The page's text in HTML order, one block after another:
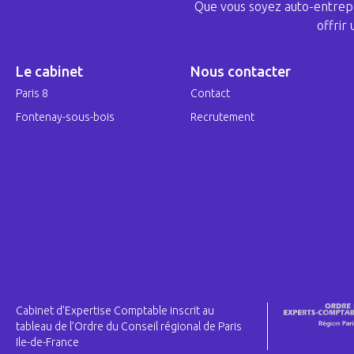
Que vous soyez auto-
offrir
Le cabinet
Paris 8
Fontenay-sous-bois
Nous contacter
Contact
Recrutement
Cabinet d’Expertise Comptable inscrit au
tableau de l’Ordre du Conseil régional de Paris
Ile-de-France